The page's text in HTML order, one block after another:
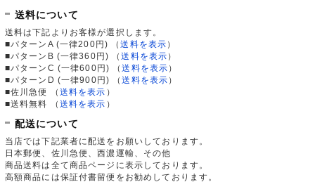
送料について
送料は下記よりお客様が選択します。
■パターンA (一律200円)
（送料を表示 ）
■パターンB (一律360円)
（送料を表示 ）
■パターンC (一律600円)
（送料を表示 ）
■パターンD (一律900円)
（送料を表示 ）
■佐川急便
（ 送料を表示 ）
■送料無料
（ 送料を表示 ）
配送について
当店では下記業者に配送をお願いしております。
日本郵便、佐川急便、西濃運輸、その他
商品送料は全て商品ページに表示しております。
高額商品には保証付書留便をお勧めしております。